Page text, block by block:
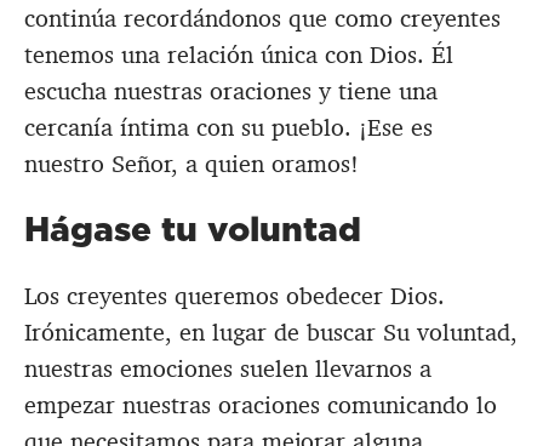
continúa recordándonos que como creyentes
tenemos una relación única con Dios. Él
escucha nuestras oraciones y tiene una
cercanía íntima con su pueblo. ¡Ese es
nuestro Señor, a quien oramos!
Hágase tu voluntad
Los creyentes queremos obedecer Dios.
Irónicamente, en lugar de buscar Su voluntad,
nuestras emociones suelen llevarnos a
empezar nuestras oraciones comunicando lo